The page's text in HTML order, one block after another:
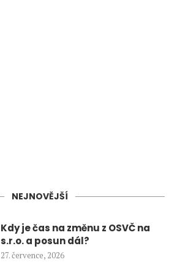
NEJNOVĚJŠÍ
Kdy je čas na změnu z OSVČ na
s.r.o. a posun dál?
27. července, 2026